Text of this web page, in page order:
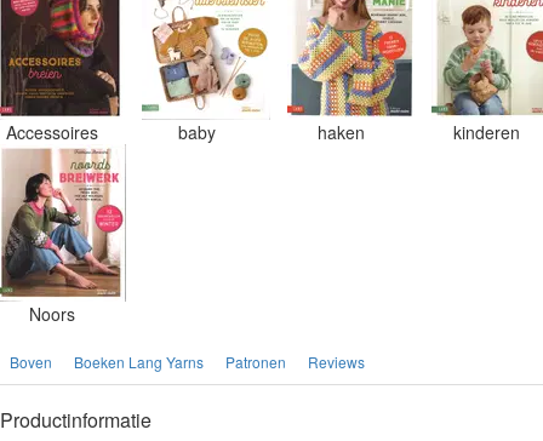
Accessoires baby haken kinderen
Noors
Boven Boeken Lang Yarns Patronen Reviews
Productinformatie